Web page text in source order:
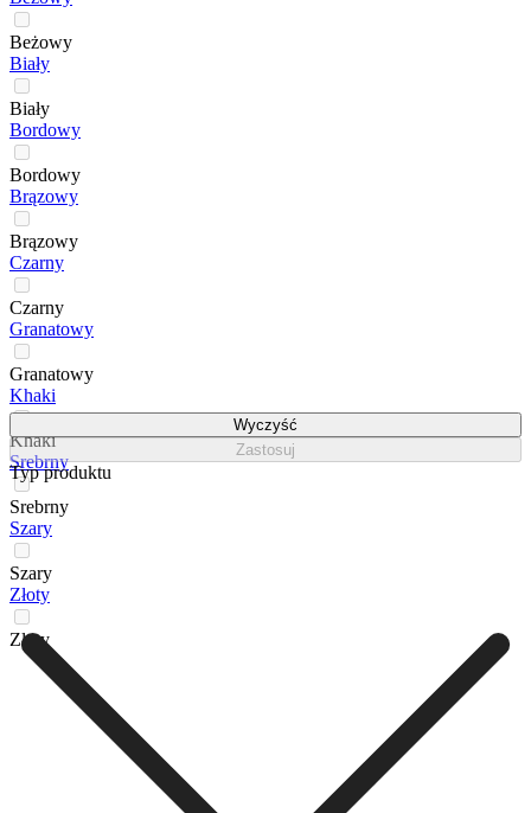
Beżowy
Biały
Biały
Bordowy
Bordowy
Brązowy
Brązowy
Czarny
Czarny
Granatowy
Granatowy
Khaki
Khaki
Srebrny
Srebrny
Szary
Szary
Złoty
Złoty
Wyczyść
Zastosuj
Typ produktu